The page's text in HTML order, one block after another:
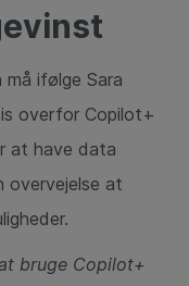
ifølge Sara
overfor Copilot+
at have data
at
bruge Copilot+